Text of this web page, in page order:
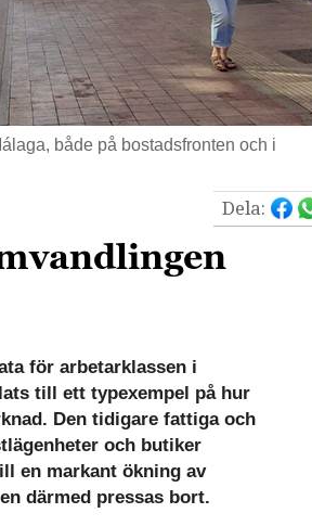
både på bostadsfronten och i
Dela:
för arbetarklassen i
till ett typexempel på hur
Den tidigare fattiga och
och butiker
en markant ökning av
därmed pressas bort.